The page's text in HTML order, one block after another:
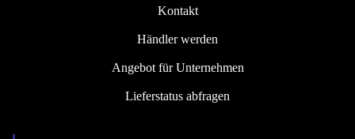
Kontakt
Händler werden
Angebot für Unternehmen
Lieferstatus abfragen